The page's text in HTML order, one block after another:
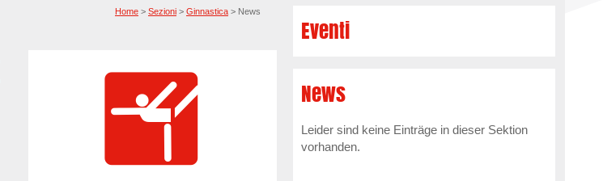
Home > Sezioni > Ginnastica > News
Eventi
News
Leider sind keine Einträge in dieser Sektion
vorhanden.